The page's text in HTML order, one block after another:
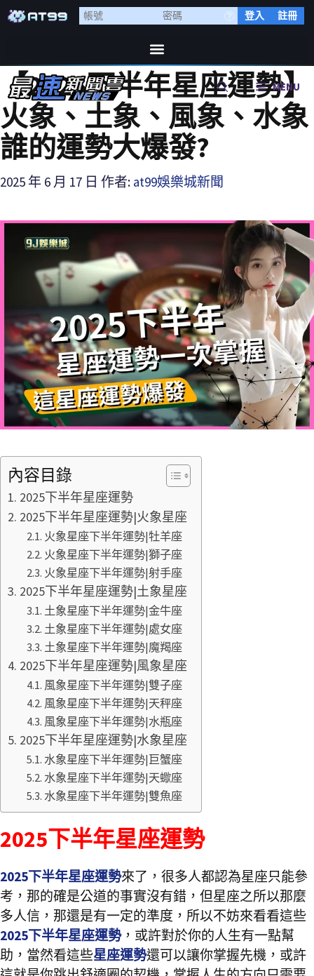
登入 註冊
MENU
【2025下半年星座運勢】
火象、土象、風象、水象
誰的運勢大爆發?
2025 年 6 月 17 日 作者: at99娛樂城新聞
內容目錄
2025下半年星座運勢
2025下半年星座運勢|火象星座
火象星座下半年運勢|牡羊座
火象星座下半年運勢|獅子座
火象星座下半年運勢|射手座
2025下半年星座運勢|土象星座
土象星座下半年運勢|金牛座
土象星座下半年運勢|處女座
土象星座下半年運勢|魔羯座
2025下半年星座運勢|風象星座
風象星座下半年運勢|雙子座
風象星座下半年運勢|天秤座
風象星座下半年運勢|水瓶座
2025下半年星座運勢|水象星座
水象星座下半年運勢|巨蟹座
水象星座下半年運勢|天蠍座
水象星座下半年運勢|雙魚座
2025下半年星座運勢
2025下半年星座運勢來了，很多人都認為星座只能參
考，那的確是公道的事實沒有錯，但星座之所以那麼
多人信，那還是有一定的準度，所以不妨來看看這些
2025下半年星座運勢，或許對於你的人生有一點幫
助，當然看這些星座運勢還可以讓你掌握先機，或許